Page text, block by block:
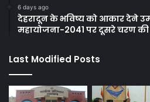
6 days ago
देहरादून के भविष्य को आकार देने
महायोजना-2041 पर दूसरे चरण की
Last Modified Posts